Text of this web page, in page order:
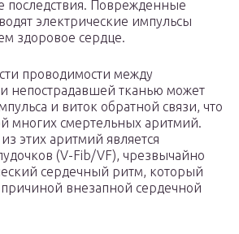
последствия. Поврежденные
электрические импульсы
здоровое сердце.
проводимости между
непострадавшей тканью может
и виток обратной связи, что
многих смертельных аритмий.
этих аритмий является
(V-Fib/VF), чрезвычайно
сердечный ритм, который
причиной внезапной сердечной